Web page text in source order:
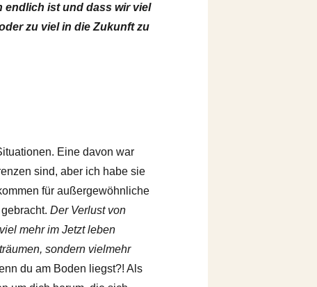
endlich ist und dass wir viel
zu viel in die Zukunft zu
Eine davon war
sind, aber ich habe sie
für außergewöhnliche
gebracht.Der Verlust von
mehr im Jetzt leben
sondern vielmehr
du am Boden liegst?! Als